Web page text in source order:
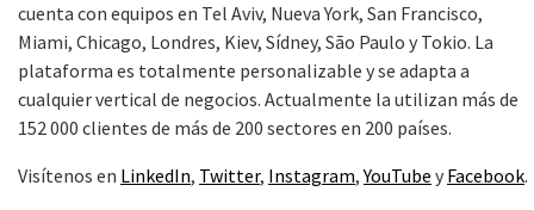
cuenta con equipos en Tel Aviv, Nueva York, San Francisco,
Miami, Chicago, Londres, Kiev, Sídney, São Paulo y Tokio. La
plataforma es totalmente personalizable y se adapta a
cualquier vertical de negocios. Actualmente la utilizan más de
152 000 clientes de más de 200 sectores en 200 países.
Visítenos en LinkedIn, Twitter, Instagram,YouTube y Facebook.